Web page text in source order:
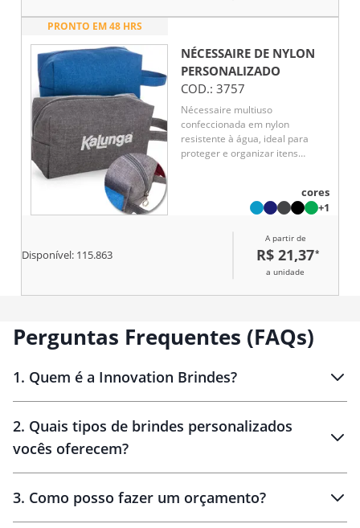
PRONTO EM 48 HRS
NÉCESSAIRE DE NYLON
PERSONALIZADO
COD.: 3757
Nécessaire multiuso
confeccionada em nylon
resistente à água, ideal para
proteger e organizar itens
armazenamento de cosméticos,
frequente. A alça lateral de mão
facilita o transporte e o
manuseio em viagens, trabalho
praticidade em diferentes
um brinde corporativo de ampla
aceitação, associado à
presença constante da marca na
rotina do usuário.
cores
+1
Disponível: 115.863
A partir de
R$ 21,37*
a unidade
Perguntas Frequentes (FAQs)
1. Quem é a Innovation Brindes?
Brindes personalizados
2. Quais tipos de brindes personalizados
vocês oferecem?
3. Como posso fazer um orçamento?